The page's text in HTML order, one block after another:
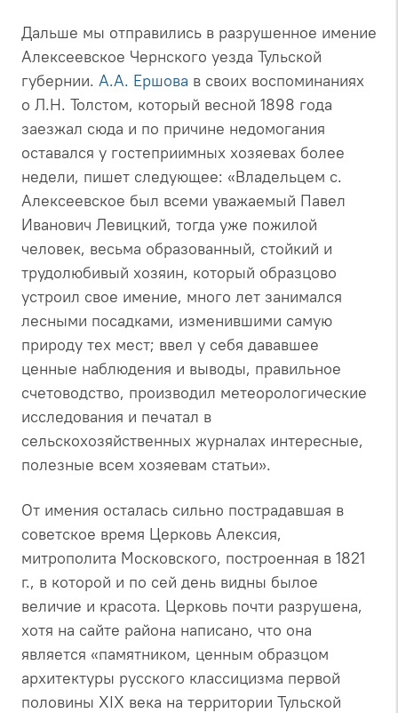
Дальше мы отправились в разрушенное имение
Алексеевское Чернского уезда Тульской
губернии. А.А. Ершова в своих воспоминаниях
о Л.Н. Толстом, который весной 1898 года
заезжал сюда и по причине недомогания
оставался у гостеприимных хозяевах более
недели, пишет следующее: «Владельцем с.
Алексеевское был всеми уважаемый Павел
Иванович Левицкий, тогда уже пожилой
человек, весьма образованный, стойкий и
трудолюбивый хозяин, который образцово
устроил свое имение, много лет занимался
лесными посадками, изменившими самую
природу тех мест; ввел у себя дававшее
ценные наблюдения и выводы, правильное
счетоводство, производил метеорологические
исследования и печатал в
сельскохозяйственных журналах интересные,
полезные всем хозяевам статьи».
От имения осталась сильно пострадавшая в
советское время Церковь Алексия,
митрополита Московского, построенная в 1821
г., в которой и по сей день видны былое
величие и красота. Церковь почти разрушена,
хотя на сайте района написано, что она
является «памятником, ценным образцом
архитектуры русского классицизма первой
половины ХIX века на территории Тульской